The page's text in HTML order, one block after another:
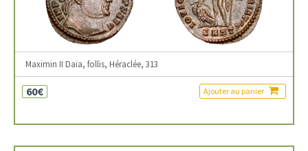
Maximin II Daia, follis, Héraclée, 313
60€ Ajouter au panier